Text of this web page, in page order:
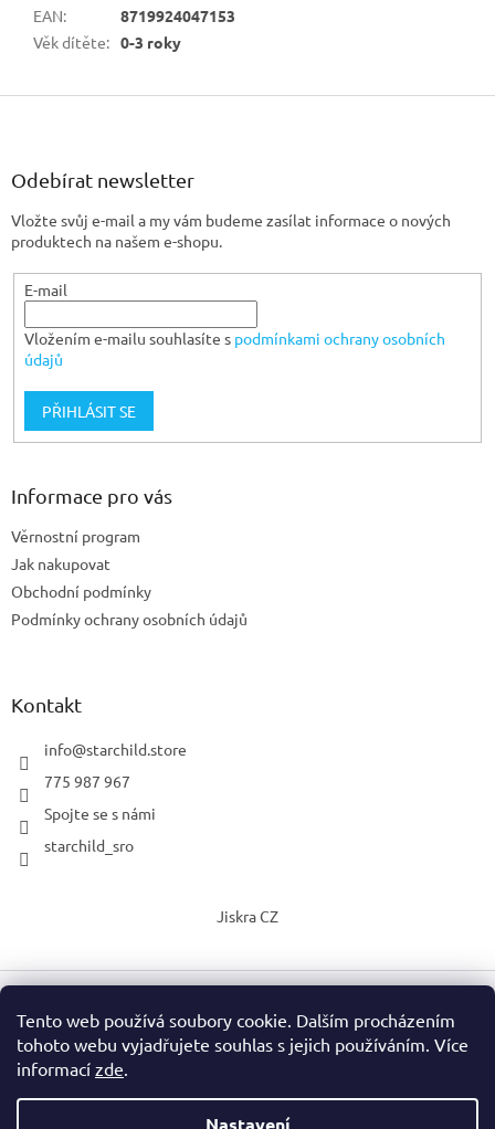
Tento web používá soubory cookie. Dalším procházením
tohoto webu vyjadřujete souhlas s jejich používáním. Více
informací zde.
Nastavení
EAN:
8719924047153
Věk dítěte: 0-3 roky
Z
Odebírat newsletter
Vložte svůj e-mail a my vám budeme zasílat informace o nových
produktech na našem e-shopu.
E-mail
Vložením e-mailu souhlasíte s podmínkami ochrany osobních
údajů
PŘIHLÁSIT SE
Informace pro vás
Věrnostní program
Jak nakupovat
Obchodní podmínky
Podmínky ochrany osobních údajů
Kontakt
info@starchild.store
775 987 967
Spojte se s námi
starchild_sro
Jiskra CZ
Vytvořil Shoptet
Upravit nastavení cookies